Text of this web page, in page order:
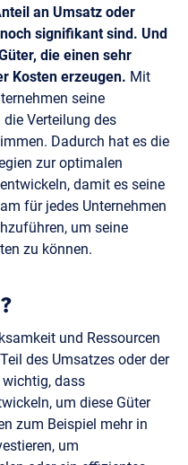
an Umsatz oder
signifikant sind. Und
die einen sehr
Kosten erzeugen. Mit
seine
Verteilung des
Dadurch hat es die
zur optimalen
damit es seine
für jedes Unternehmen
um seine
zu können.
und Ressourcen
des Umsatzes oder der
wichtig, dass
um diese Güter
zum Beispiel mehr in
um